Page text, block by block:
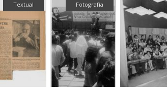
Textual Fotografía